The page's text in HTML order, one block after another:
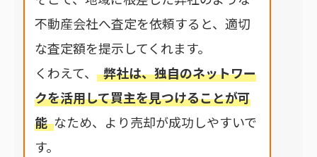
不動産会社へ査定を依頼すると、適切
な査定額を提示してくれます。
くわえて、
弊社は、独自のネットワー
クを活用して買主を見つけることが可
能 なため、より売却が成功しやすいで
す。